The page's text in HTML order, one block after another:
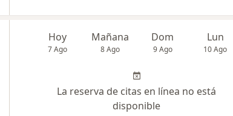
Hoy
7 Ago
Mañana
8 Ago
Dom
9 Ago
Lun
10 Ago
La reserva de citas en línea no está
disponible